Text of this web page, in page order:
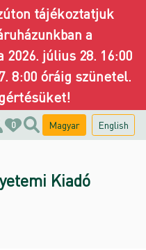
tájékoztatjuk
a
július 28. 16:00
8:00 óráig szünetel.
0 Magyar English
Kiadó